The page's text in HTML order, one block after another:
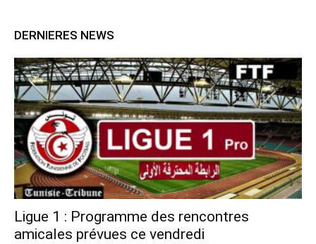
DERNIERES NEWS
Ligue 1 : Programme des rencontres
amicales prévues ce vendredi